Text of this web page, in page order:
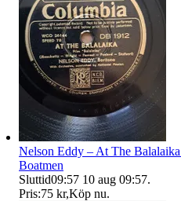
Nelson Eddy – At The
Boatmen
Sluttid09:57 10 aug 09:57.
Pris:75 kr,Köp nu.